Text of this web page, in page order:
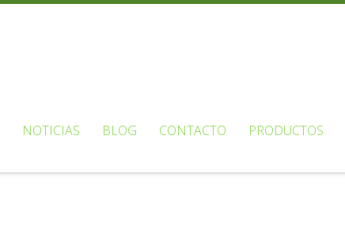
NOTICIAS BLOG CONTACTO PRODUCTOS